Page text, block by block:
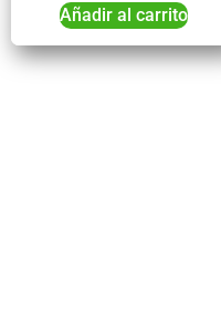
Añadir al carrito